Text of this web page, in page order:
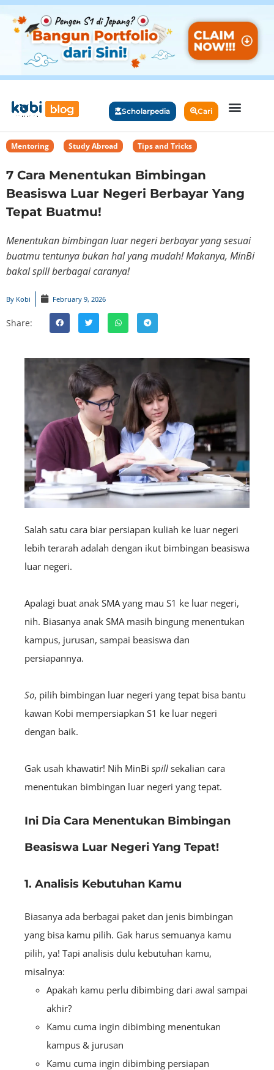
Scholarpedia Cari
Mentoring Study Abroad Tips and Tricks
7 Cara Menentukan Bimbingan
Beasiswa Luar Negeri Berbayar Yang
Tepat Buatmu!
Menentukan bimbingan luar negeri berbayar yang sesuai
buatmu tentunya bukan hal yang mudah! Makanya, MinBi
bakal spill berbagai caranya!
By Kobi February 9, 2026
Share:
Salah satu cara biar persiapan kuliah ke luar negeri
lebih terarah adalah dengan ikut bimbingan beasiswa
luar negeri.
Apalagi buat anak SMA yang mau S1 ke luar negeri,
nih. Biasanya anak SMA masih bingung menentukan
kampus, jurusan, sampai beasiswa dan
persiapannya.
So, pilih bimbingan luar negeri yang tepat bisa bantu
kawan Kobi mempersiapkan S1 ke luar negeri
dengan baik.
Gak usah khawatir! Nih MinBi spill sekalian cara
menentukan bimbingan luar negeri yang tepat.
Ini Dia Cara Menentukan Bimbingan
Beasiswa Luar Negeri Yang Tepat!
1. Analisis Kebutuhan Kamu
Biasanya ada berbagai paket dan jenis bimbingan
yang bisa kamu pilih. Gak harus semuanya kamu
pilih, ya! Tapi analisis dulu kebutuhan kamu,
misalnya:
Apakah kamu perlu dibimbing dari awal sampai
akhir?
Kamu cuma ingin dibimbing menentukan
kampus & jurusan
Kamu cuma ingin dibimbing persiapan